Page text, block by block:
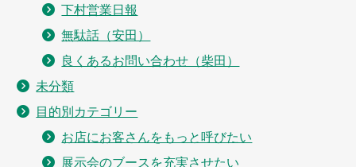
下村営業日報
無駄話（安田）
良くあるお問い合わせ（柴田）
未分類
目的別カテゴリー
お店にお客さんをもっと呼びたい
展示会のブースを充実させたい